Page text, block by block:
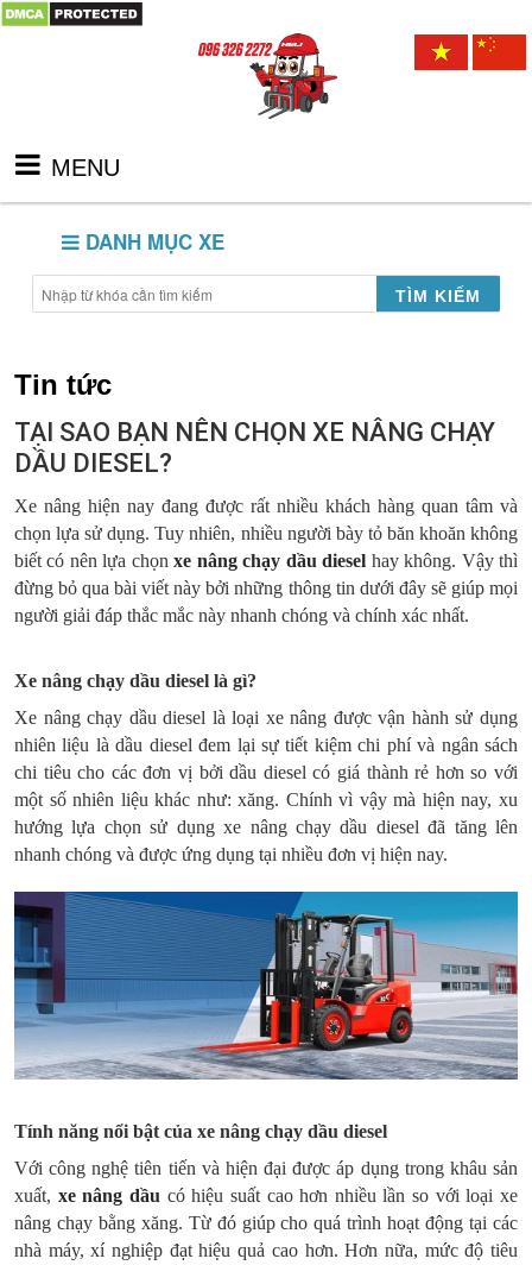
MENU
DANH MỤC XE
TÌM KIẾM
Tin tức
TẠI SAO BẠN NÊN CHỌN XE NÂNG CHẠY
DẦU DIESEL?
Xe nâng hiện nay đang được rất nhiều khách hàng quan tâm và
chọn lựa sử dụng. Tuy nhiên, nhiều người bày tỏ băn khoăn không
biết có nên lựa chọnxe nâng chạy dầu diesel hay không. Vậy thì
đừng bỏ qua bài viết này bởi những thông tin dưới đây sẽ giúp mọi
người giải đáp thắc mắc này nhanh chóng và chính xác nhất.
Xe nâng chạy dầu diesel là gì?
Xe nâng chạy dầu diesel là loại xe nâng được vận hành sử dụng
nhiên liệu là dầu diesel đem lại sự tiết kiệm chi phí và ngân sách
chi tiêu cho các đơn vị bởi dầu diesel có giá thành rẻ hơn so với
một số nhiên liệu khác như: xăng. Chính vì vậy mà hiện nay, xu
hướng lựa chọn sử dụng xe nâng chạy dầu diesel đã tăng lên
nhanh chóng và được ứng dụng tại nhiều đơn vị hiện nay.
Tính năng nổi bật của xe nâng chạy dầu diesel
Với công nghệ tiên tiến và hiện đại được áp dụng trong khâu sản
xuất, xe nâng dầu có hiệu suất cao hơn nhiều lần so với loại xe
nâng chạy bằng xăng. Từ đó giúp cho quá trình hoạt động tại các
nhà máy, xí nghiệp đạt hiệu quả cao hơn. Hơn nữa, mức độ tiêu